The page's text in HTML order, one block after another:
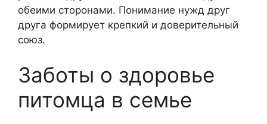
обеими сторонами. Понимание нужд друг
друга формирует крепкий и доверительный
союз.
Заботы о здоровье
питомца в семье